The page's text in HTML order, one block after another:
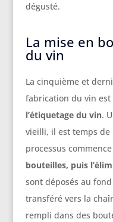
dégusté.
La mise en
du vin
La cinquième et
fabrication du vin est
l’étiquetage du vin.
vieilli, il est temps
processus
bouteilles, puis
sont déposés au
transféré vers la
rempli dans des